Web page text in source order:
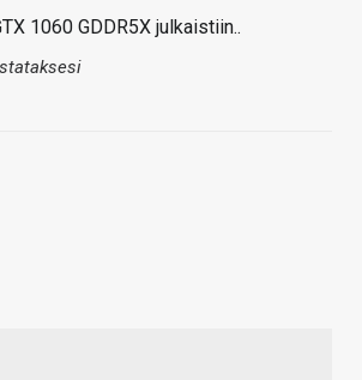
1060 GDDR5X julkaistiin..